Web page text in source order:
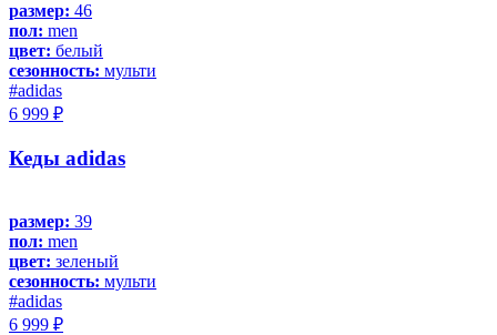
размер: 46
пол: men
цвет: белый
сезонность: мульти
#adidas
6 999 ₽
Кеды adidas
размер: 39
пол: men
цвет: зеленый
сезонность: мульти
#adidas
6 999 ₽